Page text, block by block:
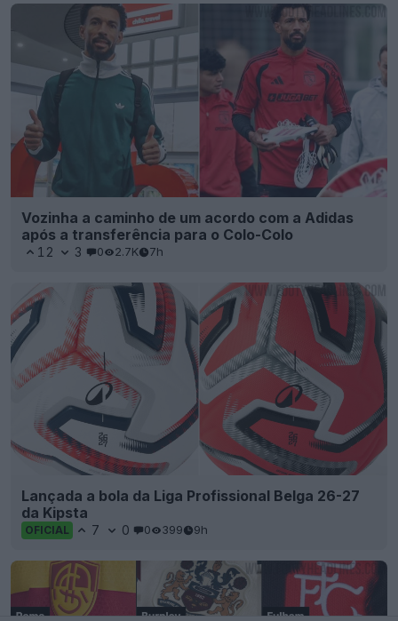
Vozinha a caminho de um acordo com a Adidas
após a transferência para o Colo-Colo
12 3 0 2.7K 7h
Lançada a bola da Liga Profissional Belga 26-27
da Kipsta
OFICIAL 7 0 0 399 9h